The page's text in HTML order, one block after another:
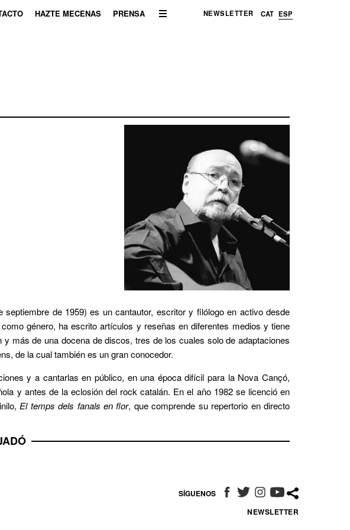
HAZTE MECENAS PRENSA NEWSLETTER CAT ESP
septiembre de 1959) es un cantautor, escritor y filólogo en activo desde
género, ha escrito artículos y reseñas en diferentes medios y tiene
más de una docena de discos, tres de los cuales solo de adaptaciones
de la cual también es un gran conocedor.
y a cantarlas en público, en una época difícil para la Nova Cançó,
y antes de la eclosión del rock catalán. En el año 1982 se licenció en
El temps dels fanals en flor, que comprende su repertorio en directo
SÍGUENOS ABRE EN NUEVA VENTANA
ABRE EN NUEVA VENTANA
ABRE EN NUEVA
ABRE EN NUEVA
NEWSLETTER